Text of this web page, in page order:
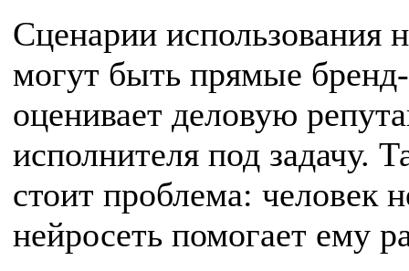
Сценарии использования
могут быть прямые бренд-
оценивает деловую
исполнителя под задачу.
стоит проблема: человек
нейросеть помогает ему